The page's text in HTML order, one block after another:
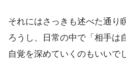
それにはさっきも述べた通り
ろうし、日常の中で「相手は
自覚を深めていくのもいいで